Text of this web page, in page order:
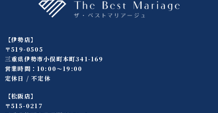
【伊勢店】
〒519-0505
三重県伊勢市小俣町本町341-169
営業時間：10:00〜19:00
定休日 / 不定休
【松阪店】
〒515-0217